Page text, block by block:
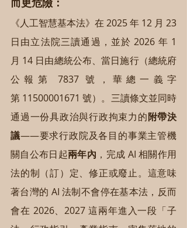
而更危險：
《人工智慧基本法》在 2025 年 12 月 23
日由立法院三讀通過，並於 2026 年 1
月 14 日由總統公布、當日施行（總統府
公報第 7837 號，華總一義字
第 11500001671 號）。三讀條文並同時
通過一份具政治與行政拘束力的附帶決
議——要求行政院及各目的事業主管機
關自公布日起兩年內 ，完成 AI 相關作用
法的制（訂）定、修正或廢止。這意味
著台灣的 AI 法制不會停在基本法，反而
會在 2026、2027 這兩年進入一段「子